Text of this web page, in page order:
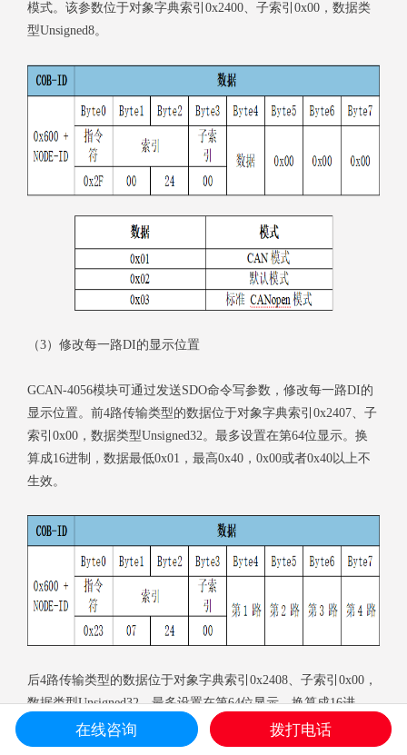
模式。该参数位于对象字典索引0x2400、子索引0x00，数据类
型Unsigned8。
（3）修改每一路DI的显示位置
GCAN-4056模块可通过发送SDO命令写参数，修改每一路DI的
显示位置。前4路传输类型的数据位于对象字典索引0x2407、子
索引0x00，数据类型Unsigned32。最多设置在第64位显示。换
算成16进制，数据最低0x01，最高0x40，0x00或者0x40以上不
生效。
后4路传输类型的数据位于对象字典索引0x2408、子索引0x00，
数据类型Unsigned32。最多设置在第64位显示。换算成16进
制，数据最低0x01，最高0x40，0x00或者0x40以上不生效。
在线咨询 拨打电话